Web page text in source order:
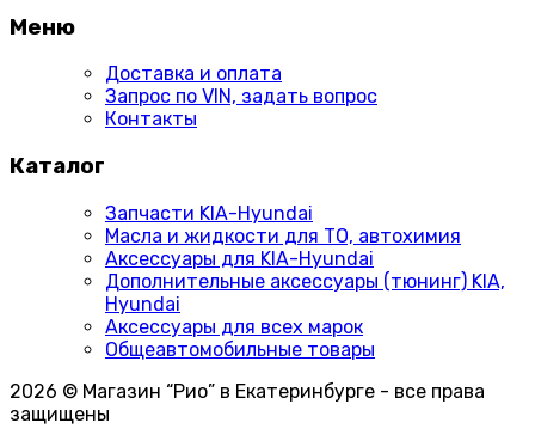
Меню
Доставка и оплата
Запрос по VIN, задать вопрос
Контакты
Каталог
Запчасти KIA-Hyundai
Масла и жидкости для ТО, автохимия
Аксессуары для KIA-Hyundai
Дополнительные аксессуары (тюнинг) KIA,
Hyundai
Аксессуары для всех марок
Общеавтомобильные товары
2026 © Магазин “Рио” в Екатеринбурге - все права
защищены